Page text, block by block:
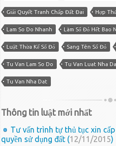
Giải Quyết Tranh Chấp Đất Đai Hợp
Lam So Do Nhanh Làm Sổ Đỏ Hết Bao
Luật Thừa Kế Sổ Đỏ Sang Tên Sổ Đỏ
Tu Van Lam So Do Tu Van Luat Nha
Tu Van Nha Dat
Thông tin luật mới nhất
Tư vấn trình tự thủ tục xin
quyền sử dụng đất (12/11/2015)